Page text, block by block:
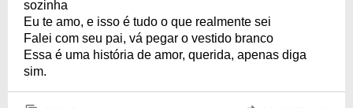
sozinha
Eu te amo, e isso é tudo o que realmente sei
Falei com seu pai, vá pegar o vestido branco
Essa é uma história de amor, querida, apenas diga
sim.